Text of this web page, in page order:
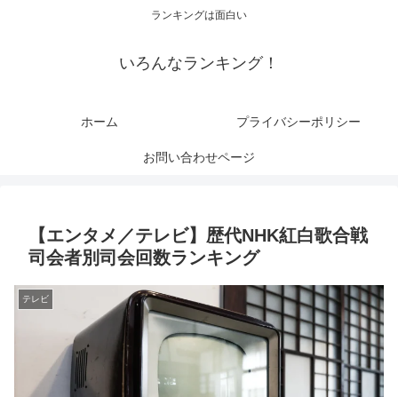
ランキングは面白い
いろんなランキング！
ホーム プライバシーポリシー
お問い合わせページ
【エンタメ／テレビ】歴代NHK紅白歌合戦
司会者別司会回数ランキング
テレビ